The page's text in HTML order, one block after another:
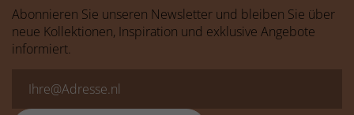
Abonnieren Sie unseren Newsletter und bleiben Sie über
neue Kollektionen, Inspiration und exklusive Angebote
informiert.